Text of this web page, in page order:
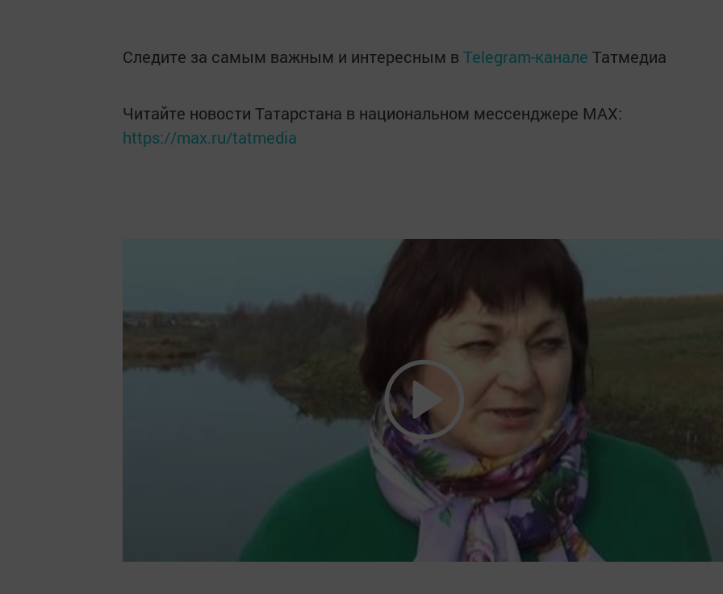
Следите за самым важным и интересным в Telegram-канале Татмедиа
Читайте новости Татарстана в национальном мессенджере MАХ:
https://max.ru/tatmedia